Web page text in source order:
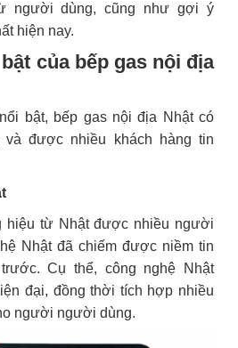
người dùng, cũng như gợi ý
hiện nay.
của bếp gas nội địa
bật, bếp gas nội địa Nhật có
được nhiều khách hàng tin
hiệu từ Nhật được nhiều người
Nhật đã chiếm được niềm tin
Cụ thể, công nghệ Nhật
đại, đồng thời tích hợp nhiều
người người dùng.